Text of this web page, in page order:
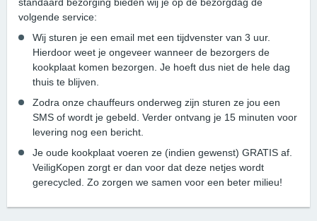
volgende service:
Wij sturen je een email met een tijdvenster van 3 uur.
Hierdoor weet je ongeveer wanneer de bezorgers de
kookplaat komen bezorgen. Je hoeft dus niet de hele dag
thuis te blijven.
Zodra onze chauffeurs onderweg zijn sturen ze jou een
SMS of wordt je gebeld. Verder ontvang je 15 minuten voor
levering nog een bericht.
Je oude kookplaat voeren ze (indien gewenst) GRATIS af.
VeiligKopen zorgt er dan voor dat deze netjes wordt
gerecycled. Zo zorgen we samen voor een beter milieu!